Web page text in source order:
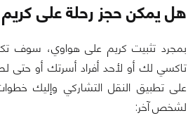
هل يمكن حجز رحلة على
بمجرد تثبيت كريم على هواوي، سوف
تاكسي لك أو لأحد أفراد أسرتك أو
على تطبيق النقل التشاركي وإليك
لشخص آخر: